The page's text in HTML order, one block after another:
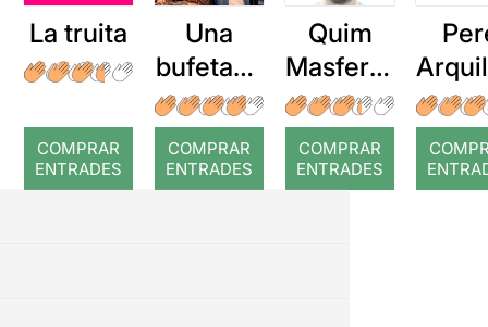
La truita
COMPRAR
ENTRADES
Una
bufetada
a temps
COMPRAR
ENTRADES
Quim
Masferre
r: Temps
COMPRAR
ENTRADES
: